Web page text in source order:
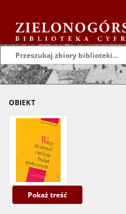
OBIEKT
Pokaż treść